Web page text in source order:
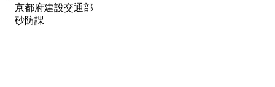
京都府建設交通部
砂防課